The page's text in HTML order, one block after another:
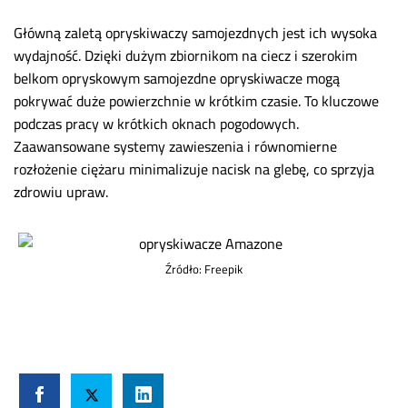
Główną zaletą opryskiwaczy samojezdnych jest ich wysoka
wydajność. Dzięki dużym zbiornikom na ciecz i szerokim
belkom opryskowym samojezdne opryskiwacze mogą
pokrywać duże powierzchnie w krótkim czasie. To kluczowe
podczas pracy w krótkich oknach pogodowych.
Zaawansowane systemy zawieszenia i równomierne
rozłożenie ciężaru minimalizuje nacisk na glebę, co sprzyja
zdrowiu upraw.
Źródło: Freepik